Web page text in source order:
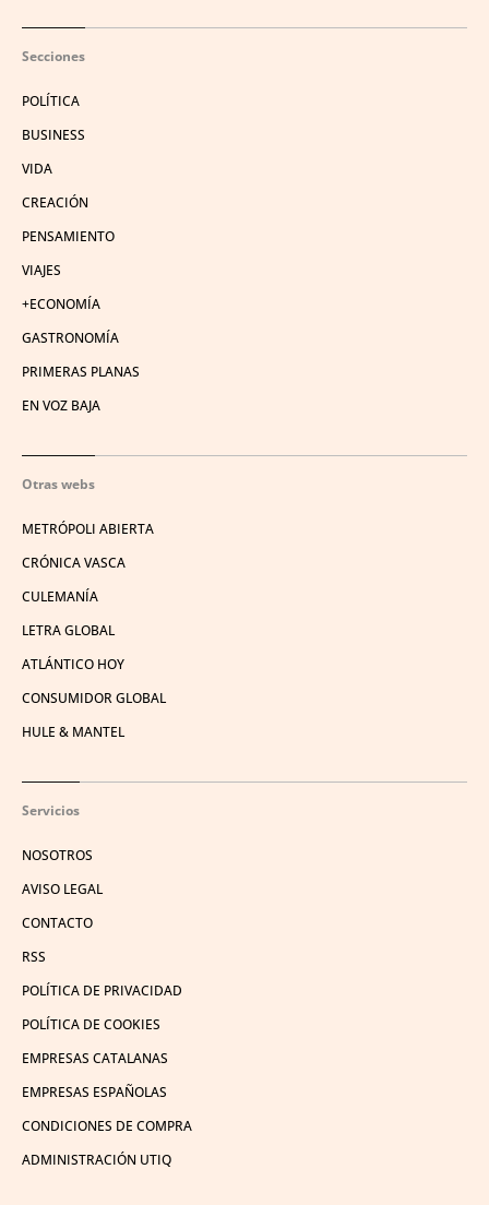
Secciones
POLÍTICA
BUSINESS
VIDA
CREACIÓN
PENSAMIENTO
VIAJES
+ECONOMÍA
GASTRONOMÍA
PRIMERAS PLANAS
EN VOZ BAJA
Otras webs
METRÓPOLI ABIERTA
CRÓNICA VASCA
CULEMANÍA
LETRA GLOBAL
ATLÁNTICO HOY
CONSUMIDOR GLOBAL
HULE & MANTEL
Servicios
NOSOTROS
AVISO LEGAL
CONTACTO
RSS
POLÍTICA DE PRIVACIDAD
POLÍTICA DE COOKIES
EMPRESAS CATALANAS
EMPRESAS ESPAÑOLAS
CONDICIONES DE COMPRA
ADMINISTRACIÓN UTIQ